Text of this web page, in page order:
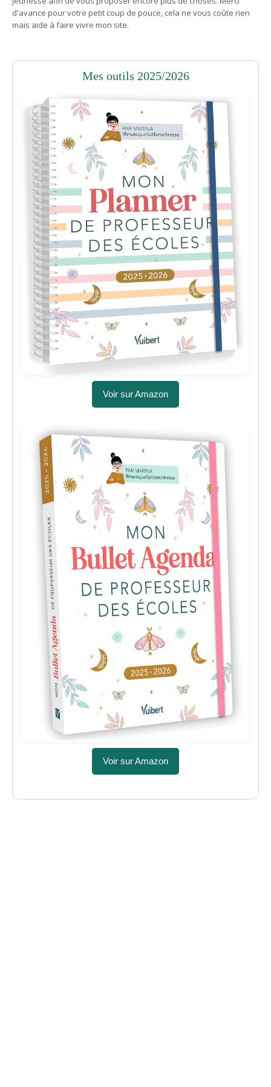
d'avance pour votre petit coup de pouce, cela ne vous coûte rien
mais aide à faire vivre mon site.
Mes outils 2025/2026
Voir sur Amazon
Voir sur Amazon